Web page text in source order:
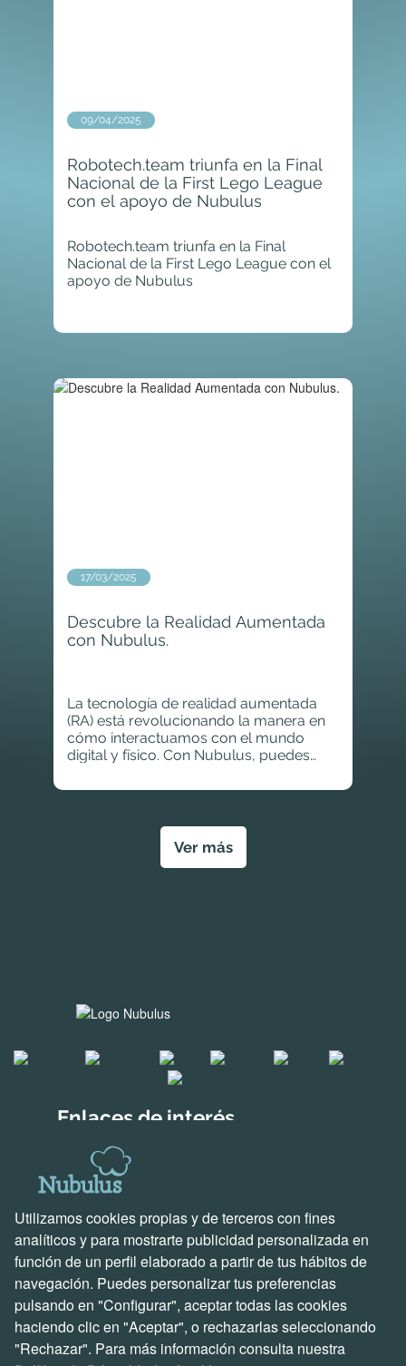
Robotech.team triunfa en la Final
Nacional de la First Lego League
con el apoyo de Nubulus
09/04/2025
Robotech.team triunfa en la Final
Nacional de la First Lego League con el
apoyo de Nubulus
Descubre la Realidad Aumentada
con Nubulus.
17/03/2025
La tecnología de realidad aumentada
(RA) está revolucionando la manera en
cómo interactuamos con el mundo
digital y físico. Con Nubulus, puedes
que enriquecerán tu percepción visual y
Ver más
Enlaces de interés
Soluciones para empresas
Soluciones creadas por nosotros
Soporte y contacto
Ven a vernos
Escríbenos un correo
Llámanos ahora
Hablemos de proyectos
Problemas e incidencias
Utilizamos cookies propias y de terceros con fines
analíticos y para mostrarte publicidad personalizada en
función de un perfil elaborado a partir de tus hábitos de
navegación. Puedes personalizar tus preferencias
pulsando en "Configurar", aceptar todas las cookies
haciendo clic en "Aceptar", o rechazarlas seleccionando
"Rechazar". Para más información consulta nuestra